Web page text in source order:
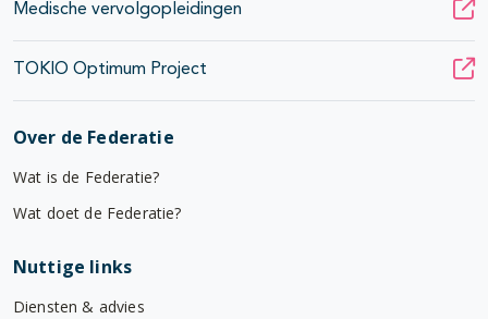
Medische vervolgopleidingen
TOKIO Optimum Project
Over de Federatie
Wat is de Federatie?
Wat doet de Federatie?
Nuttige links
Diensten & advies